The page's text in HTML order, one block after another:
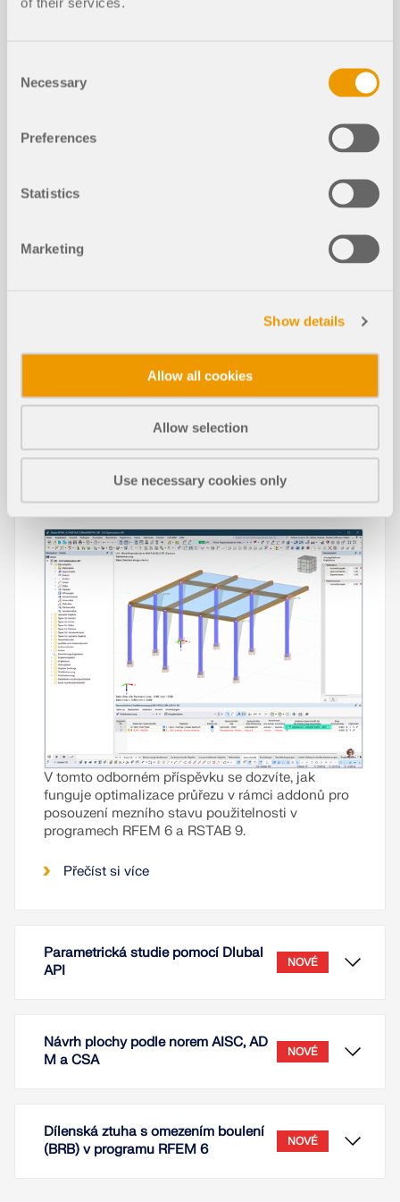
Selection
Necessary
Preferences
Statistics
Marketing
Show details
Allow all cookies
Allow selection
Use necessary cookies only
693x
Zastřešení nádvoří SMS Campusu v Mönchengla
Články z databáze znalostí
Optimalizace průřezu v mezním stav
u použitelnosti
V tomto odborném příspěvku se dozvíte, jak
funguje optimalizace průřezu v rámci addonů pro
posouzení mezního stavu použitelnosti v
programech RFEM 6 a RSTAB 9.
Přečíst si více
Parametrická studie pomocí Dlubal
API
NOVÉ
Návrh plochy podle norem AISC, AD
M a CSA
NOVÉ
Dílenská ztuha s omezením boulení
(BRB) v programu RFEM 6
NOVÉ